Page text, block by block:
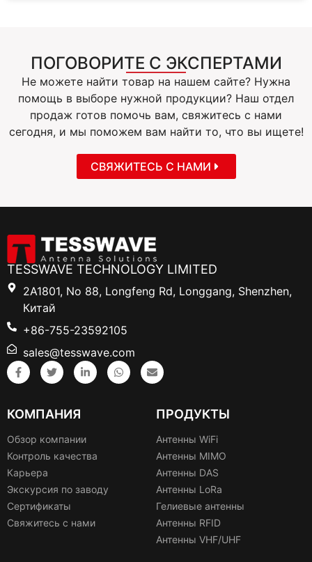
ПОГОВОРИТЕ С ЭКСПЕРТАМИ
Не можете найти товар на нашем сайте? Нужна
помощь в выборе нужной продукции? Наш отдел
продаж готов помочь вам, свяжитесь с нами
сегодня, и мы поможем вам найти то, что вы ищете!
СВЯЖИТЕСЬ С НАМИ
TESSWAVE TECHNOLOGY LIMITED
2A1801, No 88, Longfeng Rd, Longgang, Shenzhen,
Китай
+86-755-23592105
sales@tesswave.com
КОМПАНИЯ
Обзор компании
Контроль качества
Карьера
Экскурсия по заводу
Сертификаты
Свяжитесь с нами
ПРОДУКТЫ
Антенны WiFi
Антенны MIMO
Антенны DAS
Антенны LoRa
Гелиевые антенны
Антенны RFID
Антенны VHF/UHF